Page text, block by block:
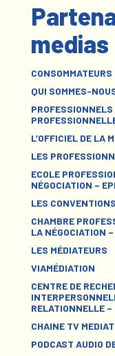
medias
QUI SOMMES-
L’OFFICIEL DE LA
LES
ECOLE
NÉGOCIATION –
LES
CHAMBRE
LA NÉGOCIATION
LES MÉDIATEURS
VIAMÉDIATION
CENTRE DE
RELATIONNELLE –
CHAINE TV
PODCAST AUDIO